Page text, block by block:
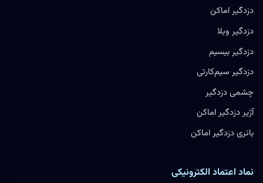
دزدگیر اماکن
دزدگیر ویلا
دزدگیر بیسیم
دزدگیر سیم‌کارتی
چشمی دزدگیر
آژیر دزدگیر اماکن
باتری دزدگیر اماکن
نماد اعتماد الکترونیکی